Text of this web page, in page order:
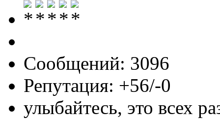
Сообщений: 3096
Репутация: +56/-0
улыбайтесь, это всех